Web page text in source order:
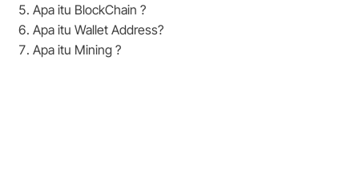
Apa itu BlockChain ?
Apa itu Wallet Address?
Apa itu Mining ?